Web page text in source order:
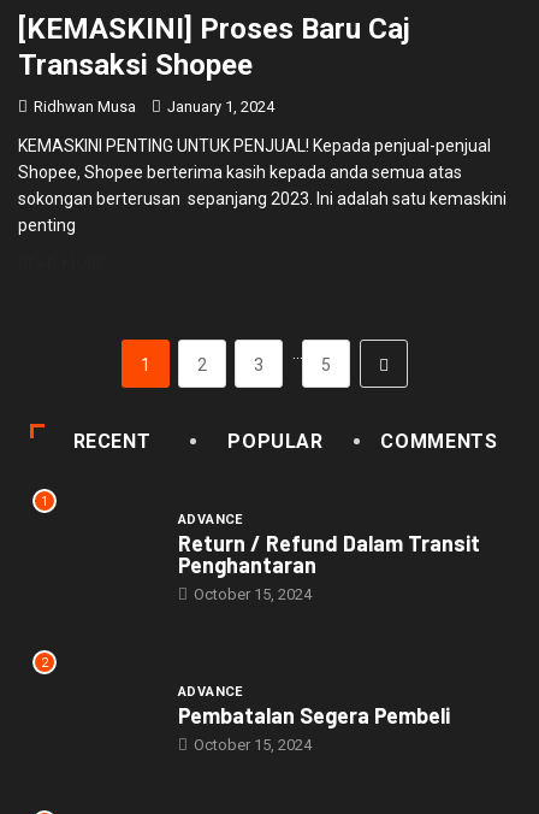
[KEMASKINI] Proses Baru Caj
Transaksi Shopee
Ridhwan Musa January 1, 2024
KEMASKINI PENTING UNTUK PENJUAL! Kepada penjual-penjual
Shopee, Shopee berterima kasih kepada anda semua atas
sokongan berterusan sepanjang 2023. Ini adalah satu kemaskini
penting
1 2 3 5
RECENT POPULAR COMMENTS
1
ADVANCE
Return / Refund Dalam Transit
Penghantaran
October 15, 2024
2
ADVANCE
Pembatalan Segera Pembeli
October 15, 2024